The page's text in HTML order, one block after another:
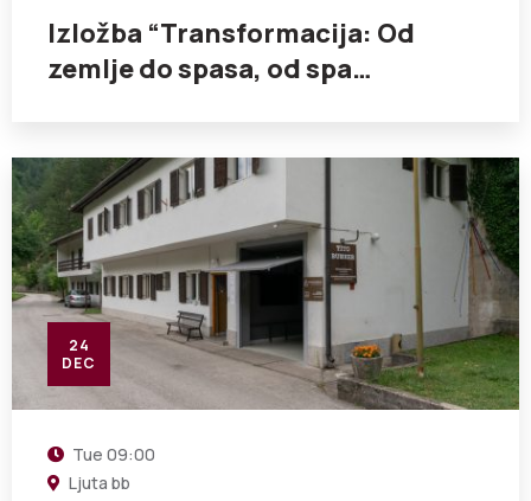
Izložba “Transformacija: Od
zemlje do spasa, od spa…
24
DEC
Tue 09:00
Ljuta bb